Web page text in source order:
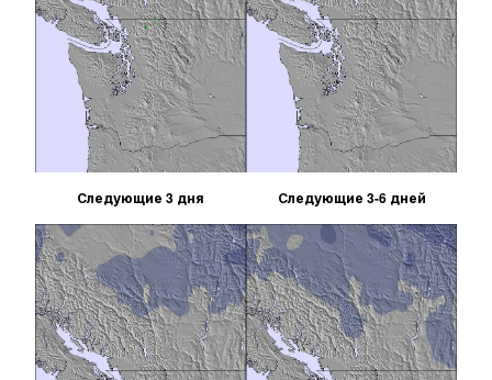
Следующие 3 дня Следующие 3-6 дней